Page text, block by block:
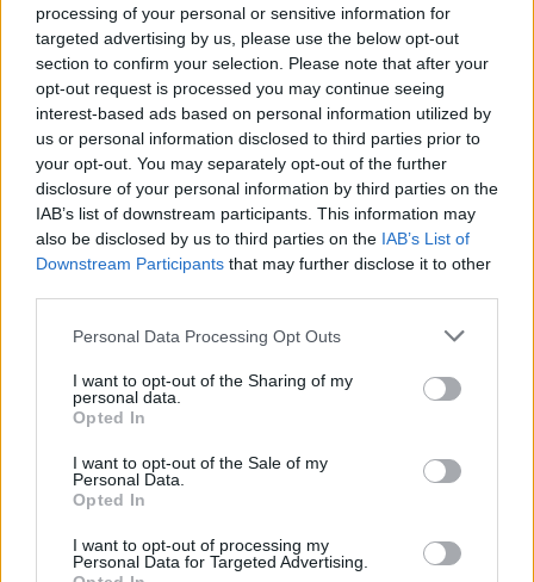
processing of your personal or sensitive information for
targeted advertising by us, please use the below opt-out
section to confirm your selection. Please note that after your
opt-out request is processed you may continue seeing
interest-based ads based on personal information utilized by
us or personal information disclosed to third parties prior to
your opt-out. You may separately opt-out of the further
disclosure of your personal information by third parties on the
IAB’s list of downstream participants. This information may
also be disclosed by us to third parties on the IAB’s List of
Downstream Participants that may further disclose it to other
Please note that this website/app uses one or more Google
not limited to your visit or usage behaviour. You may click to
grant or deny consent to Google and its third-party tags to
use your data for below specified purposes in below Google
consent section.
Personal Data Processing Opt Outs
I want to opt-out of the Sharing of my
personal data.
Opted In
I want to opt-out of the Sale of my
Personal Data.
Opted In
I want to opt-out of processing my
Personal Data for Targeted Advertising.
ΔΕΘ: Προκηρύχθηκε ο διαγωνισμός για την
ανάπλασή της – Προϋπολογισμός 204,6
εκατομμύρια ευρώ
7/08/2026 - 10:43μμ
Πιερία: Διαρρήκτες πήραν από αυτοκίνητο
αντικείμενα αξίας άνω των 19.000 ευρώ! – Δύο
συλλήψεις